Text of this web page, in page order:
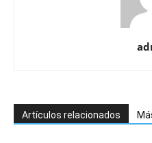
Artículos relacionados